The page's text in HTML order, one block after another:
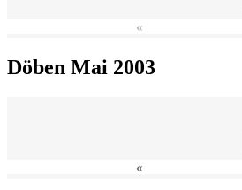
«
Döben Mai 2003
«